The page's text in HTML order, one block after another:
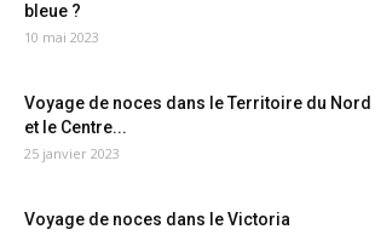
bleue ?
10 mai 2023
Voyage de noces dans le Territoire du Nord
et le Centre...
25 janvier 2023
Voyage de noces dans le Victoria